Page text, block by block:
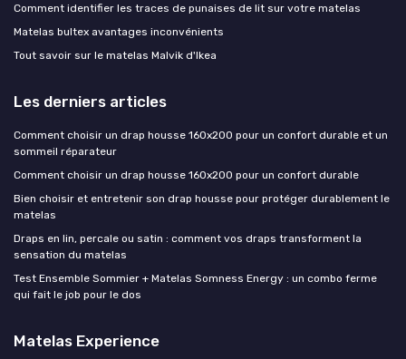
Comment identifier les traces de punaises de lit sur votre matelas
Matelas bultex avantages inconvénients
Tout savoir sur le matelas Malvik d'Ikea
Les derniers articles
Comment choisir un drap housse 160x200 pour un confort durable et un
sommeil réparateur
Comment choisir un drap housse 160x200 pour un confort durable
Bien choisir et entretenir son drap housse pour protéger durablement le
matelas
Draps en lin, percale ou satin : comment vos draps transforment la
sensation du matelas
Test Ensemble Sommier + Matelas Somness Energy : un combo ferme
qui fait le job pour le dos
Matelas Experience